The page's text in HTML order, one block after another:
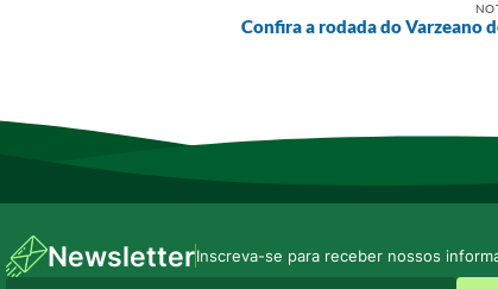
Confira a rodada do Varzeano
NewsletterInscreva-se para receber nossos